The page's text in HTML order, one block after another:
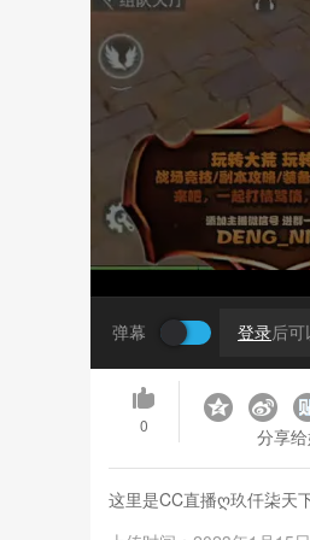
弹幕 登录后
0 分享
这里是CC直播ღ玖仟柒天